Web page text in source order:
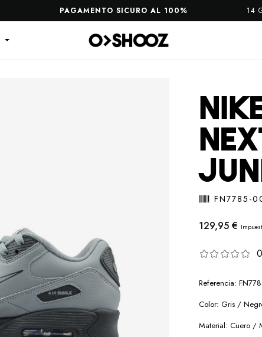
PAGAMENTO SICURO AL 100% 14 GIORNI
FN7785-
129,95 €
0
Referencia:
Color: Gris /
Material: Cuero /